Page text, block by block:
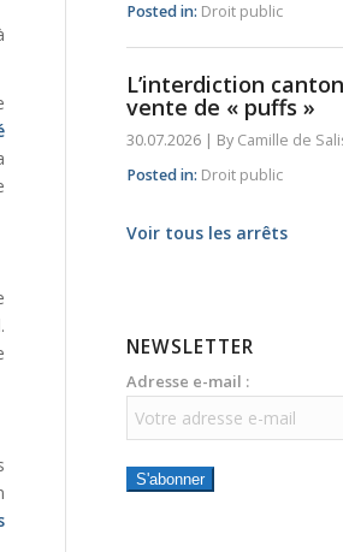
Posted in: Droit public
L’interdiction
vente de « puffs »
30.07.2026 | By Camille de
Posted in: Droit public
Voir tous les arrêts
NEWSLETTER
Adresse e-mail :
S'abonner